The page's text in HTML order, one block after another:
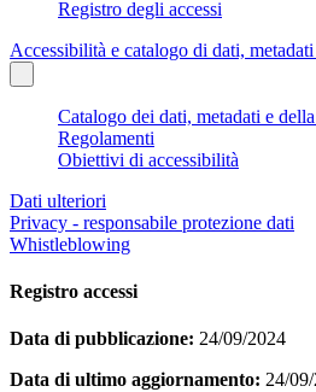
Registro degli accessi
Accessibilità e catalogo di dati,
Catalogo dei dati, metadati e
Regolamenti
Obiettivi di accessibilità
Dati ulteriori
Privacy - responsabile protezione dati
Whistleblowing
Registro accessi
Data di pubblicazione: 24/09/2024
Data di ultimo aggiornamento: 24/